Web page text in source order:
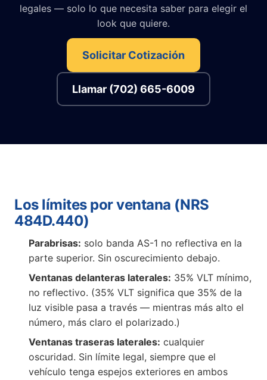
legales — solo lo que necesita saber para elegir el
look que quiere.
Solicitar Cotización
Llamar (702) 665-6009
Los límites por ventana (NRS
484D.440)
Parabrisas: solo banda AS-1 no reflectiva en la
parte superior. Sin oscurecimiento debajo.
Ventanas delanteras laterales: 35% VLT mínimo,
no reflectivo. (35% VLT significa que 35% de la
luz visible pasa a través — mientras más alto el
número, más claro el polarizado.)
Ventanas traseras laterales: cualquier
oscuridad. Sin límite legal, siempre que el
vehículo tenga espejos exteriores en ambos